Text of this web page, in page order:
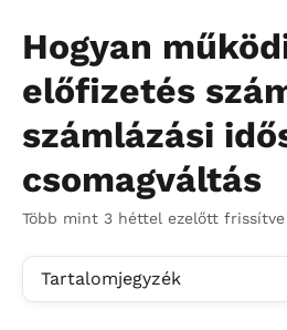
Hogyan
előfizetés
számlázási
csomagváltás
Több mint 3 héttel ezelőtt frissítve
Tartalomjegyzék